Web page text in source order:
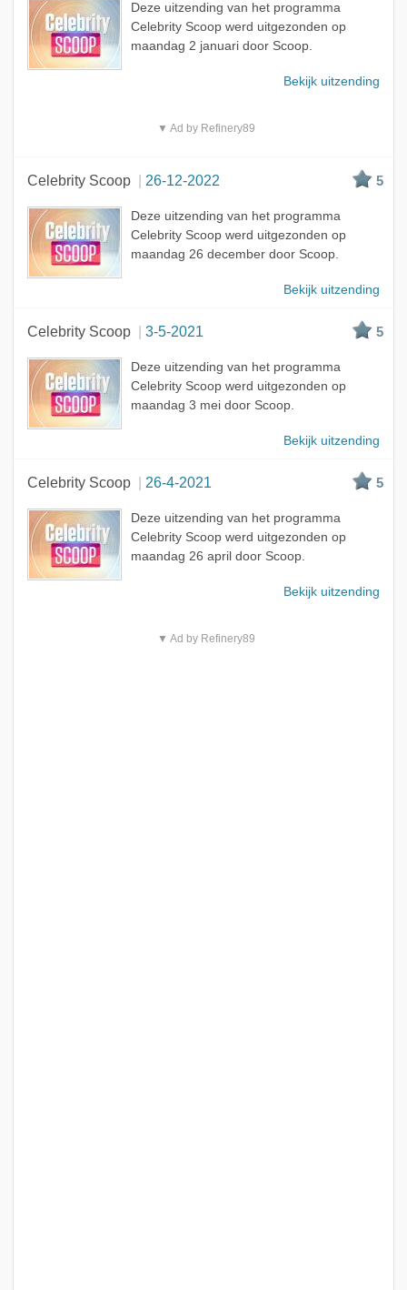
Deze uitzending van het programma
Celebrity Scoop werd uitgezonden op
maandag 2 januari door Scoop.
Bekijk uitzending
▼ Ad by Refinery89
Celebrity Scoop 26-12-2022 5
Deze uitzending van het programma
Celebrity Scoop werd uitgezonden op
maandag 26 december door Scoop.
Bekijk uitzending
Celebrity Scoop 3-5-2021 5
Deze uitzending van het programma
Celebrity Scoop werd uitgezonden op
maandag 3 mei door Scoop.
Bekijk uitzending
Celebrity Scoop 26-4-2021 5
Deze uitzending van het programma
Celebrity Scoop werd uitgezonden op
maandag 26 april door Scoop.
Bekijk uitzending
▼ Ad by Refinery89